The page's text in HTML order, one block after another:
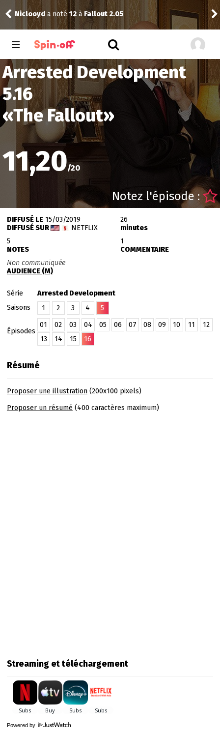
Niclooyd a noté12 à Fallout 2.05
Arrested Development
5.16
«The Fallout»
11,20/20
Notez l'épisode :
DIFFUSÉ LE15/03/2019
DIFFUSÉ SUR
NETFLIX
26
minutes
5
NOTES
1
COMMENTAIRE
Non communiquée
AUDIENCE (M)
Série
Arrested Development
Saisons
1 2 3 4 5
Épisodes
01 02 03 04 05 06 07 08 09 10 11
12
13
14 15 16
Résumé
Proposer une illustration(200x100 pixels)
Proposer un résumé (400 caractères maximum)
Streaming et téléchargement
Powered by